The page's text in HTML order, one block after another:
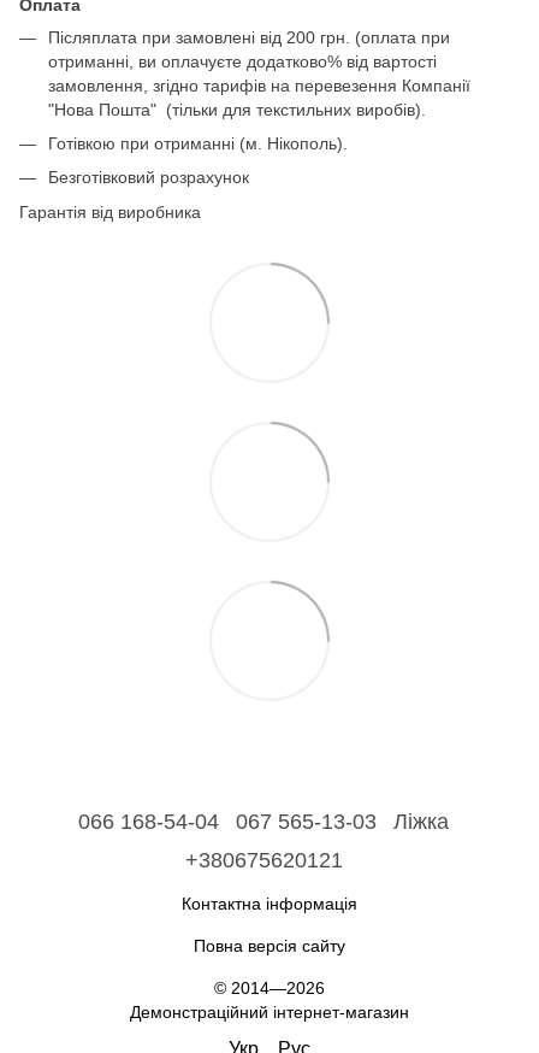
Оплата
Післяплата при замовлені від 200 грн. (оплата при
отриманні, ви оплачуєте додатково% від вартості
замовлення, згідно тарифів на перевезення Компанії
"Нова Пошта" (тільки для текстильних виробів).
Готівкою при отриманні (м. Нікополь).
Безготівковий розрахунок
Гарантія від виробника
066 168-54-04 067 565-13-03
Ліжка
+380675620121
Контактна інформація
Повна версія сайту
© 2014—2026
Демонстраційний інтернет-магазин
Укр Рус